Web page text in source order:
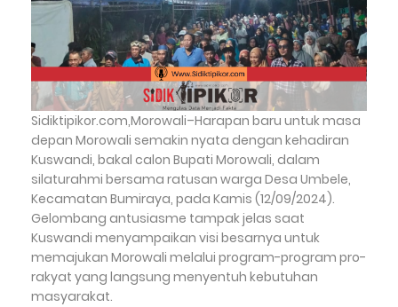
Sidiktipikor.com,Morowali–Harapan baru untuk masa
depan Morowali semakin nyata dengan kehadiran
Kuswandi, bakal calon Bupati Morowali, dalam
silaturahmi bersama ratusan warga Desa Umbele,
Kecamatan Bumiraya, pada Kamis (12/09/2024).
Gelombang antusiasme tampak jelas saat
Kuswandi menyampaikan visi besarnya untuk
memajukan Morowali melalui program-program pro-
rakyat yang langsung menyentuh kebutuhan
masyarakat.